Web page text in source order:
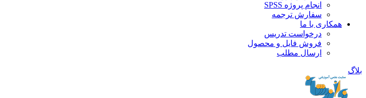
انجام پروژه SPSS
سفارش ترجمه
همکاری با ما
درخواست تدریس
فروش فایل و محصول
ارسال مطلب
بلاگ